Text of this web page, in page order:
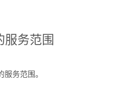
服务范围
务范围。